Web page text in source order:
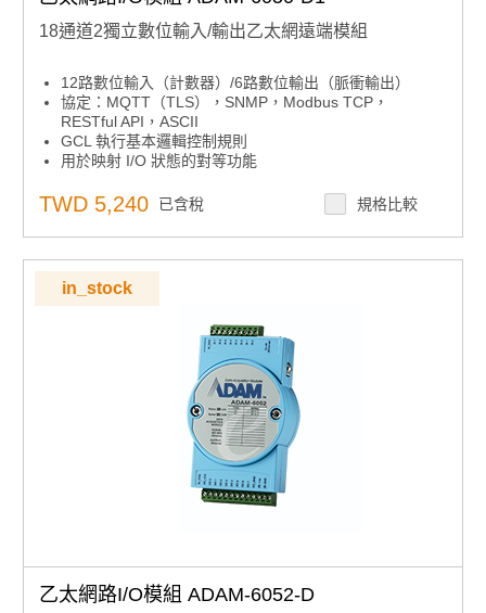
18通道2獨立數位輸入/輸出乙太網遠端模組
12路數位輸入（計數器）/6路數位輸出（脈衝輸出）
協定：MQTT（TLS），SNMP，Modbus TCP，
RESTful API，ASCII
GCL 執行基本邏輯控制規則
用於映射 I/O 狀態的對等功能
內置網路伺服器
用於恢復系統的看門狗定時器
TWD 5,240 已含稅 規格比較
in_stock
乙太網路I/O模組 ADAM-6052-D